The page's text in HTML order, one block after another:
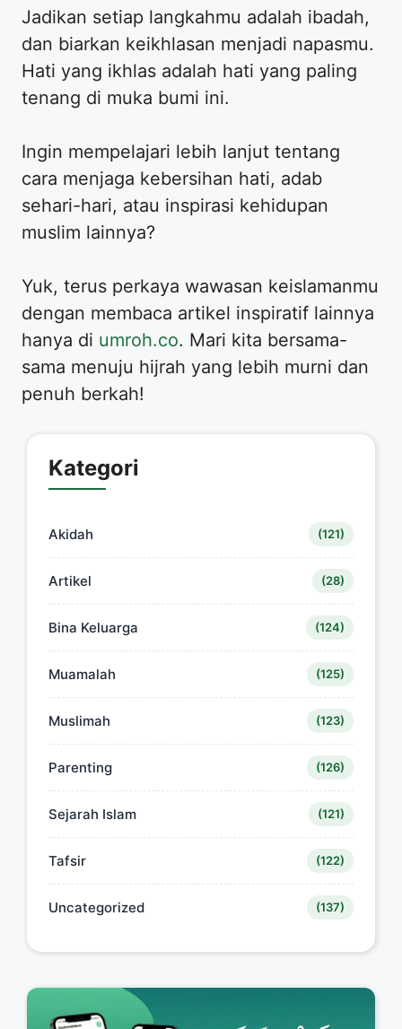
Jadikan setiap langkahmu adalah ibadah,
dan biarkan keikhlasan menjadi napasmu.
Hati yang ikhlas adalah hati yang paling
tenang di muka bumi ini.
Ingin mempelajari lebih lanjut tentang
cara menjaga kebersihan hati, adab
sehari-hari, atau inspirasi kehidupan
muslim lainnya?
Yuk, terus perkaya wawasan keislamanmu
dengan membaca artikel inspiratif lainnya
hanya di umroh.co. Mari kita bersama-
sama menuju hijrah yang lebih murni dan
penuh berkah!
Kategori
Akidah (121)
Artikel (28)
Bina Keluarga (124)
Muamalah (125)
Muslimah (123)
Parenting (126)
Sejarah Islam (121)
Tafsir (122)
Uncategorized (137)